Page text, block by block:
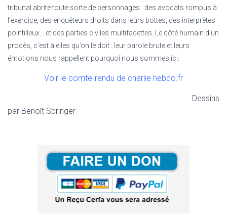
tribunal abrite toute sorte de personnages : des avocats rompus à
l’exercice, des enquêteurs droits dans leurs bottes, des interprètes
pointilleux… et des parties civiles multifacettes. Le côté humain d’un
procès, c’est à elles qu’on le doit : leur parole brute et leurs
émotions nous rappellent pourquoi nous sommes ici.
Voir le comte-rendu de charlie hebdo.fr
Dessins
par Benoît Springer